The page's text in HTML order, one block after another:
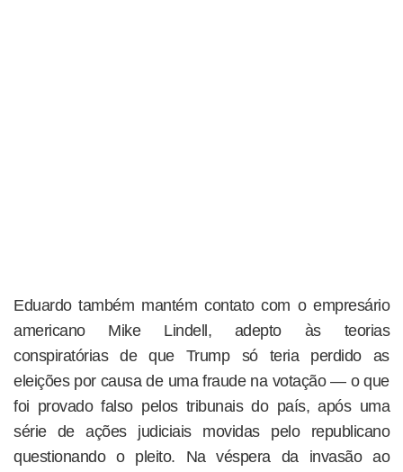
Eduardo também mantém contato com o empresário
americano Mike Lindell, adepto às teorias
conspiratórias de que Trump só teria perdido as
eleições por causa de uma fraude na votação — o que
foi provado falso pelos tribunais do país, após uma
série de ações judiciais movidas pelo republicano
questionando o pleito. Na véspera da invasão ao